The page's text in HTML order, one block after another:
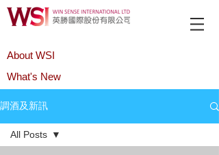
About WSI
What's New
調酒及新訊
All Posts